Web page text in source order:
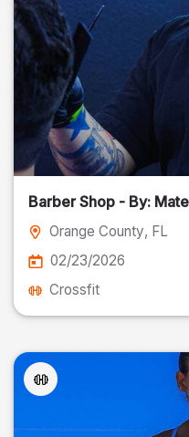
Barber Shop - By:
Orange County, FL
02/23/2026
Crossfit